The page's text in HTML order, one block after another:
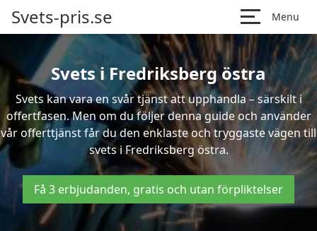
Svets-pris.se Menu
Svets i Fredriksberg östra
Svets kan vara en svår tjänst att upphandla – särskilt i
offertfasen. Men om du följer denna guide och använder
vår offerttjänst får du den enklaste och tryggaste vägen till
svets i Fredriksberg östra.
Få 3 erbjudanden, gratis och utan förpliktelser